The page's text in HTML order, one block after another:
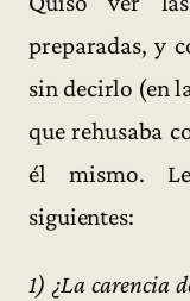
preparadas, y
sin decirlo (en
que rehusaba
él mismo.
siguientes:
1) ¿La carencia